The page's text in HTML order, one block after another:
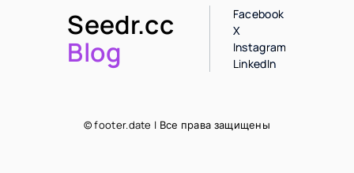
Seedr.cc
Blog
Facebook
X
Instagram
LinkedIn
© footer.date | Все права защищены